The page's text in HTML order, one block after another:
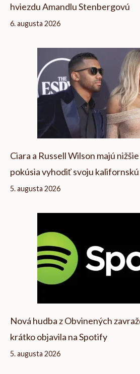
hviezdu Amandlu Stenbergovú
6. augusta 2026
Ciara a Russell Wilson majú
pokúsia vyhodiť svoju
5. augusta 2026
Nová hudba z Obvinených
krátko objavila na Spotify
5. augusta 2026